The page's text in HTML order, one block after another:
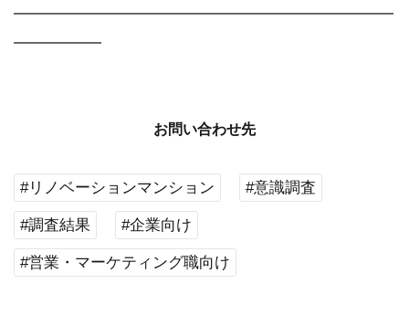
━━━━━━━━━━━━━━━━━━━━━━━━━━
━━━━━━
お問い合わせ先
#リノベーションマンション #意識調査
#調査結果 #企業向け
#営業・マーケティング職向け